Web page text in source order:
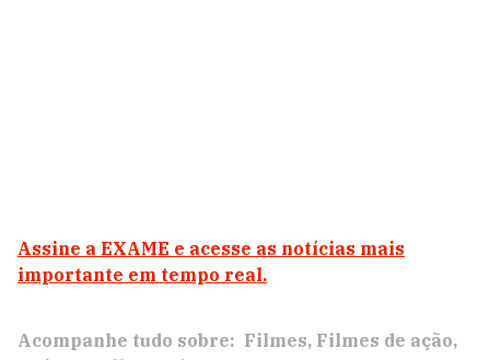
Assine a EXAME e acesse as notícias mais
importante em tempo real.
Acompanhe tudo sobre: Filmes Filmes de ação